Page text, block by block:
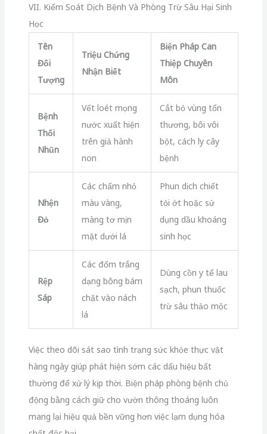
VII. Kiểm Soát Dịch Bệnh Và Phòng Trừ Sâu Hại Sinh
Học
Tên
Đối
Tượng
Triệu Chứng
Nhận Biết
Biện Pháp Can
Thiệp Chuyên
Môn
Bệnh
Thối
Nhũn
Vết loét mọng
nước xuất hiện
trên giả hành
non
Cắt bỏ vùng tổn
thương, bôi vôi
bột, cách ly cây
bệnh
Nhện
Đỏ
Các chấm nhỏ
màu vàng,
màng tơ mịn
mặt dưới lá
Phun dịch chiết
tỏi ớt hoặc sử
dụng dầu khoáng
sinh học
Rệp
Sáp
Các đốm trắng
dạng bông bám
chặt vào nách
lá
Dùng cồn y tế lau
sạch, phun thuốc
trừ sâu thảo mộc
Việc theo dõi sát sao tình trạng sức khỏe thực vật
hàng ngày giúp phát hiện sớm các dấu hiệu bất
thường để xử lý kịp thời. Biện pháp phòng bệnh chủ
động bằng cách giữ cho vườn thông thoáng luôn
mang lại hiệu quả bền vững hơn việc lạm dụng hóa